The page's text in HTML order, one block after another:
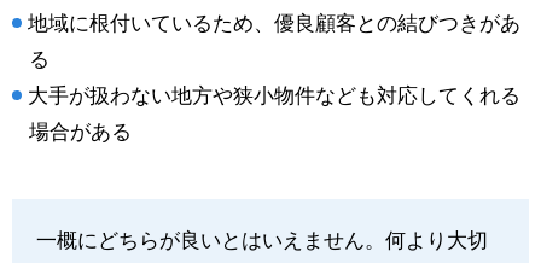
地域に根付いているため、優良顧客との結びつきがあ
る
大手が扱わない地方や狭小物件なども対応してくれる
場合がある
一概にどちらが良いとはいえません。何より大切